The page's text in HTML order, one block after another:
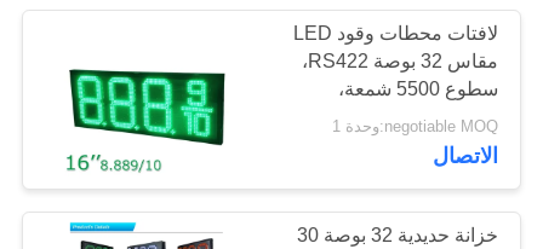
اتصل
أخبار
القضايا
الشاشة الشفافة
الزجاجية LED
38
لافتات محطات وقود LED
مقاس 32 بوصة RS422،
سطوع 5500 شمعة،
مقاومة للماء IP65
negotiable MOQ:وحدة 1
الاتصال
خزانة حديدية 32 بوصة 30